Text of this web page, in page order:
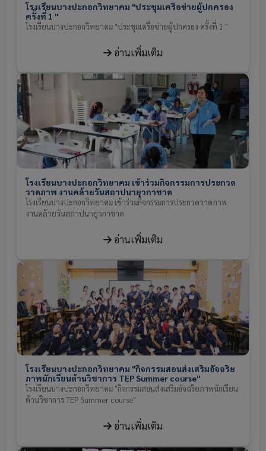
โรงเรียนบางปะกอกวิทยาคม "ประชุมเครือข่ายผู้ปกครอง
ครั้งที่ 1 "
โรงเรียนบางปะกอกวิทยาคม "ประชุมเครือข่ายผู้ปกครอง ครั้งที่ 1 "
อ่านเพิ่มเติม
โรงเรียนบางปะกอกวิทยาคม เข้าร่วมกิจกรรมการประกวด
วาดภาพ งานคล้ายวันสถาปนายุวกาชาด
โรงเรียนบางปะกอกวิทยาคม เข้าร่วมกิจกรรมการประกวดวาดภาพ
งานคล้ายวันสถาปนายุวกาชาด
อ่านเพิ่มเติม
โรงเรียนบางปะกอกวิทยาคม "กิจกรรมสอนส่งเสริมอัจฉริย
ภาพนักเรียนด้านวิชาการ TEP Summer course"
โรงเรียนบางปะกอกวิทยาคม "กิจกรรมสอนส่งเสริมอัจฉริยภาพนักเรียน
ด้านวิชาการ TEP Summer course"
อ่านเพิ่มเติม